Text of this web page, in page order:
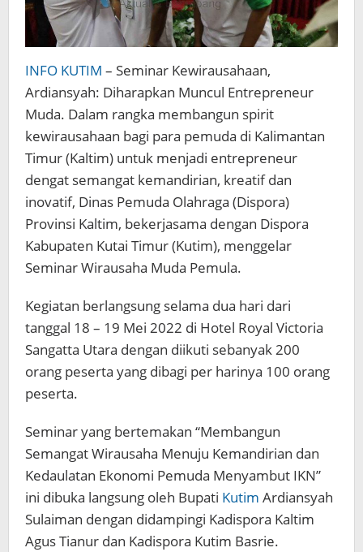
INFO KUTIM – Seminar Kewirausahaan,
Ardiansyah: Diharapkan Muncul Entrepreneur
Muda. Dalam rangka membangun spirit
kewirausahaan bagi para pemuda di Kalimantan
Timur (Kaltim) untuk menjadi entrepreneur
dengat semangat kemandirian, kreatif dan
inovatif, Dinas Pemuda Olahraga (Dispora)
Provinsi Kaltim, bekerjasama dengan Dispora
Kabupaten Kutai Timur (Kutim), menggelar
Seminar Wirausaha Muda Pemula.
Kegiatan berlangsung selama dua hari dari
tanggal 18 – 19 Mei 2022 di Hotel Royal Victoria
Sangatta Utara dengan diikuti sebanyak 200
orang peserta yang dibagi per harinya 100 orang
peserta.
Seminar yang bertemakan “Membangun
Semangat Wirausaha Menuju Kemandirian dan
Kedaulatan Ekonomi Pemuda Menyambut IKN”
ini dibuka langsung oleh Bupati Kutim Ardiansyah
Sulaiman dengan didampingi Kadispora Kaltim
Agus Tianur dan Kadispora Kutim Basrie.